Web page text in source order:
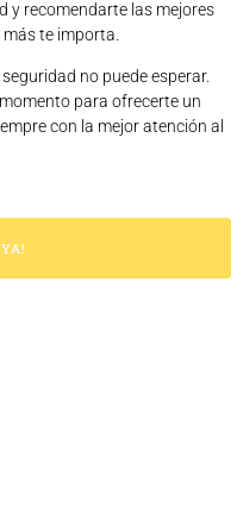
y recomendarte las mejores
te importa.
no puede esperar.
para ofrecerte un
con la mejor atención al